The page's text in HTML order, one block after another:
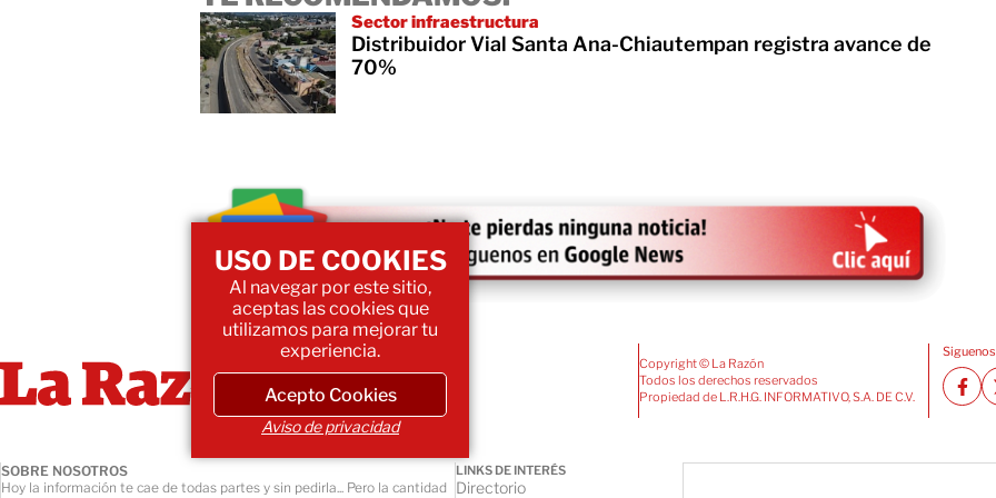
Sector infraestructura
Distribuidor Vial Santa Ana-Chiautempan registra avance de
70%
Copyright © La Razón
Todos los derechos reservados
Propiedad de L.R.H.G. INFORMATIVO, S.A. DE C.V.
SOBRE NOSOTROS
Hoy la información te cae de todas partes y sin pedirla... Pero la cantidad
LINKS DE INTERÉS
Directorio
USO DE COOKIES
Al navegar por este sitio,
aceptas las cookies que
utilizamos para mejorar tu
experiencia.
Acepto Cookies
Aviso de privacidad